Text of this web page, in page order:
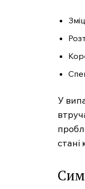
У
стані